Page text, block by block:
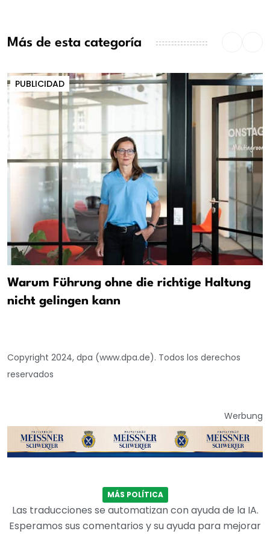
Más de esta categoría
PUBLICIDAD
Warum Führung ohne die richtige Haltung
nicht gelingen kann
Copyright 2024, dpa (www.dpa.de). Todos los derechos
reservados
Werbung
MÁS POLÍTICA
Las traducciones se automatizan con ayuda de la IA.
Esperamos sus comentarios y su ayuda para mejorar